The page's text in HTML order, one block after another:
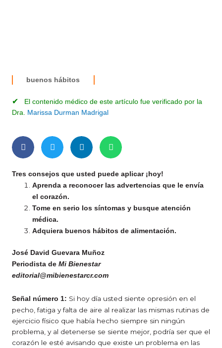
buenos hábitos
✔ El contenido médico de este artículo fue verificado por la
Dra. Marissa Durman Madrigal
Tres consejos que usted puede aplicar ¡hoy!
Aprenda a reconocer las advertencias que le envía
el corazón.
Tome en serio los síntomas y busque atención
médica.
Adquiera buenos hábitos de alimentación.
José David Guevara Muñoz
Periodista de Mi Bienestar
editorial@mibienestarcr.com
Señal número 1: Si hoy día usted siente opresión en el
pecho, fatiga y falta de aire al realizar las mismas rutinas de
ejercicio físico que había hecho siempre sin ningún
problema, y al detenerse se siente mejor, podría ser que el
corazón le esté avisando que existe un problema en las